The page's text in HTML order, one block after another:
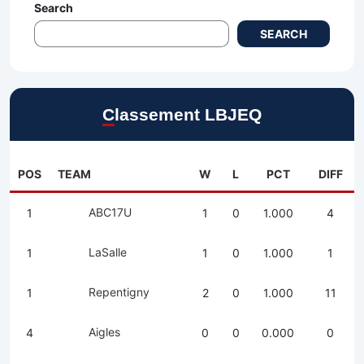
Search
SEARCH
Classement LBJEQ
POS TEAM W L PCT DIFF
1 ABC17U 1 0 1.000 4
1 LaSalle 1 0 1.000 1
1 Repentigny 2 0 1.000 11
4 Aigles 0 0 0.000 0